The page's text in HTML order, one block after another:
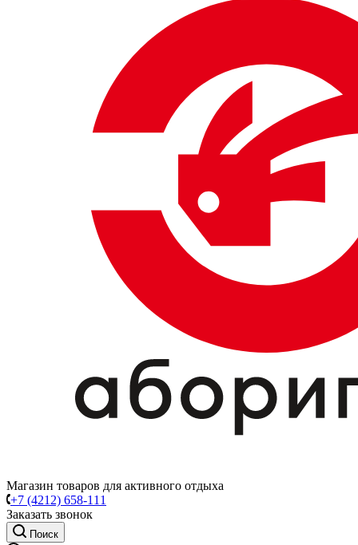
Магазин товаров для активного отдыха
+7 (4212) 658-111
Заказать звонок
Поиск